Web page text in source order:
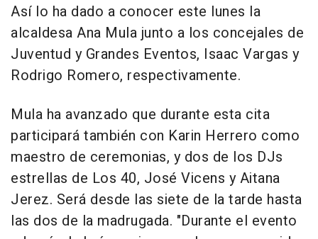
Así lo ha dado a conocer este lunes la
alcaldesa Ana Mula junto a los concejales de
Juventud y Grandes Eventos, Isaac Vargas y
Rodrigo Romero, respectivamente.
Mula ha avanzado que durante esta cita
participará también con Karin Herrero como
maestro de ceremonias, y dos de los DJs
estrellas de Los 40, José Vicens y Aitana
Jerez. Será desde las siete de la tarde hasta
las dos de la madrugada. "Durante el evento